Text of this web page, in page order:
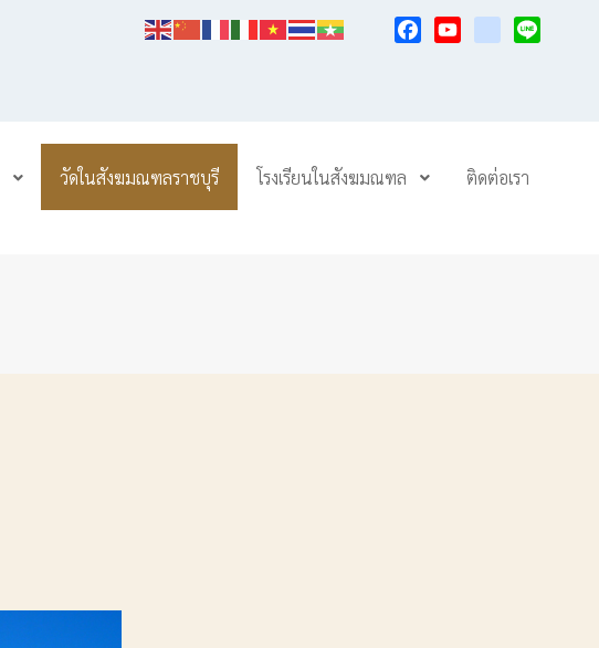
วัดในสังฆมณฑลราชบุรี โรงเรียนในสังฆมณฑล ติดต่อเรา